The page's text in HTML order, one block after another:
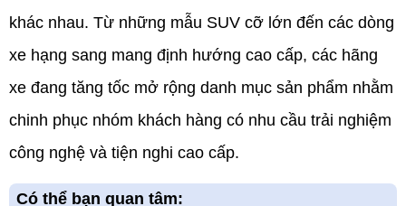
khác nhau. Từ những mẫu SUV cỡ lớn đến các dòng
xe hạng sang mang định hướng cao cấp, các hãng
xe đang tăng tốc mở rộng danh mục sản phẩm nhằm
chinh phục nhóm khách hàng có nhu cầu trải nghiệm
công nghệ và tiện nghi cao cấp.
Có thể bạn quan tâm: